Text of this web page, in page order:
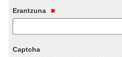
Erantzuna
Captcha